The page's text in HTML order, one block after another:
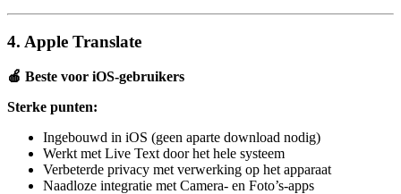
4. Apple Translate
🍎 Beste voor iOS-gebruikers
Sterke punten:
Ingebouwd in iOS (geen aparte download nodig)
Werkt met Live Text door het hele systeem
Verbeterde privacy met verwerking op het apparaat
Naadloze integratie met Camera- en Foto’s-apps